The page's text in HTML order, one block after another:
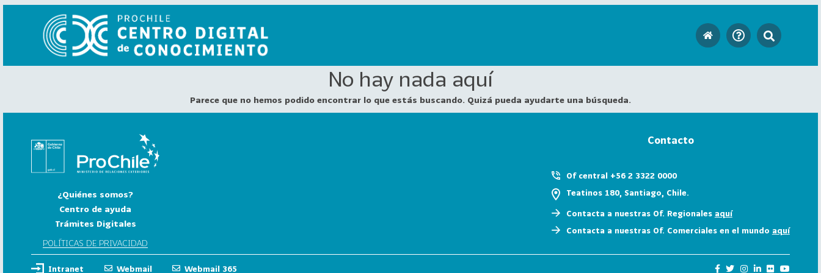
TODO
CATEGORÍAS
Publicación
No hay nada aquí
Parece que no hemos podido encontrar lo que estás buscando. Quizá pueda ayudarte una búsqueda.
¿Quiénes somos?
Centro de ayuda
Trámites Digitales
POLÍTICAS DE PRIVACIDAD
Contacto
Of central +56 2 3322 0000
Teatinos 180, Santiago, Chile.
Contacta a nuestras Of. Regionales aquí
Contacta a nuestras Of. Comerciales en el mundo aquí
Intranet Webmail Webmail 365